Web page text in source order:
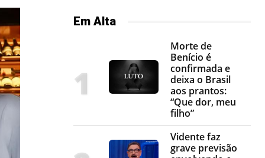
Em Alta
Morte de
Benício é
confirmada e
deixa o Brasil
aos prantos:
“Que dor, meu
filho”
Vidente faz
grave previsão